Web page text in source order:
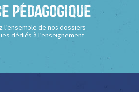
Pédagogique
l’ensemble de nos dossiers
dédiés à l’enseignement.